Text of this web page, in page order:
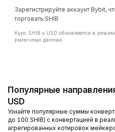
Зарегистрируйте аккаунт Bybit,
торговать SHIB
Курс SHIB к USD обновляется в
рыночных данных.
Популярные
USD
Узнайте популярные суммы
до 100 SHIB) с конвертацией в
агрегированных котировок